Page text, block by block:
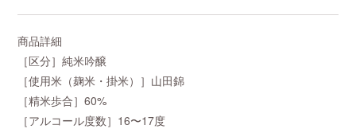
商品詳細
［区分］純米吟醸
［使用米（麹米・掛米）］山田錦
［精米歩合］60%
［アルコール度数］16〜17度